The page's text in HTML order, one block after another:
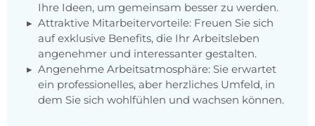
Ihre Ideen, um gemeinsam besser zu werden.
Attraktive Mitarbeitervorteile: Freuen Sie sich
auf exklusive Benefits, die Ihr Arbeitsleben
angenehmer und interessanter gestalten.
Angenehme Arbeitsatmosphäre: Sie erwartet
ein professionelles, aber herzliches Umfeld, in
dem Sie sich wohlfühlen und wachsen können.